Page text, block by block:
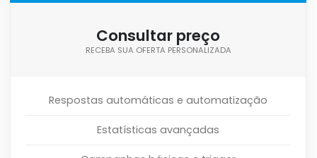
Consultar preço
RECEBA SUA OFERTA PERSONALIZADA
Respostas automáticas e automatização
Estatísticas avançadas